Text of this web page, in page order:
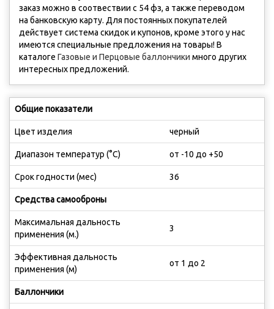
заказ можно в соотвествии с 54 фз, а также переводом
на банковскую карту. Для постоянных покупателей
действует система скидок и купонов, кроме этого у нас
имеются cпециальные предложения на товары! В
каталоге Газовые и Перцовые баллончики много других
интересных предложений.
Общие показатели
Цвет изделия черный
Диапазон температур (°C) от -10 до +50
Срок годности (мес) 36
Средства самооброны
Максимальная дальность
применения (м.)
3
Эффективная дальность
применения (м)
от 1 до 2
Баллончики